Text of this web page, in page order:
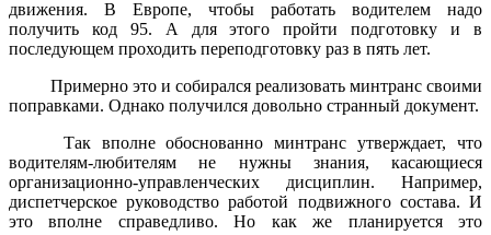
движения. В Европе, чтобы работать водителем надо
получить код 95. А для этого пройти подготовку и в
последующем проходить переподготовку раз в пять лет.
Примерно это и собирался реализовать минтранс своими
поправками. Однако получился довольно странный документ.
Так вполне обоснованно минтранс утверждает, что
водителям-любителям не нужны знания, касающиеся
организационно-управленческих дисциплин. Например,
диспетчерское руководство работой подвижного состава. И
это вполне справедливо. Но как же планируется это